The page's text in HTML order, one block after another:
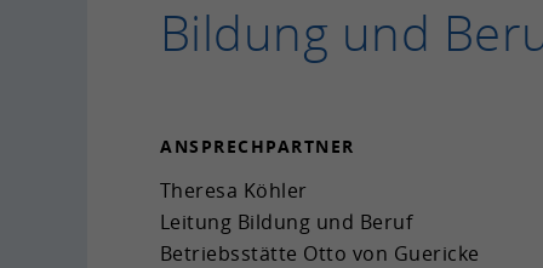
Bil­dung und
AN­SPRECH­PART­NER
The­re­sa Köh­ler
Lei­tung Bil­dung und Beruf
Be­triebs­stät­te Otto von Gue­ri­cke